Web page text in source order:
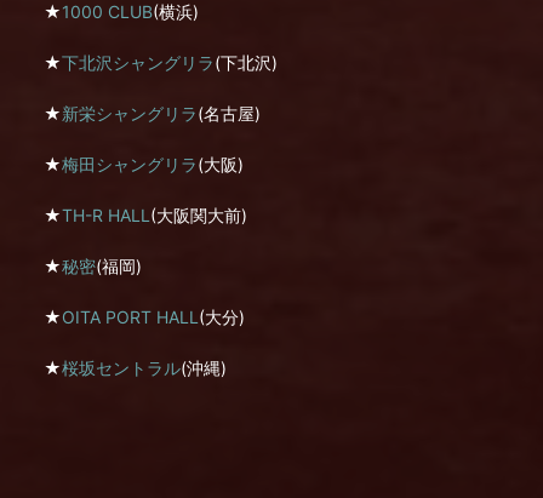
★1000 CLUB(横浜)
★下北沢シャングリラ(下北沢)
★新栄シャングリラ(名古屋)
★梅田シャングリラ(大阪)
★TH-R HALL (大阪関大前)
★秘密(福岡)
★OITA PORT HALL (大分)
★桜坂セントラル(沖縄)